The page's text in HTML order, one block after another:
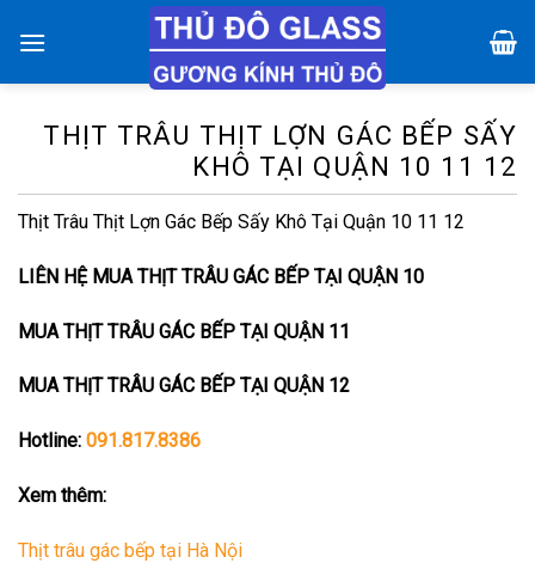
đến
THỊT TRÂU THỊT LỢN GÁC BẾP SẤY
KHÔ TẠI QUẬN 10 11 12
Thịt Trâu Thịt Lợn Gác Bếp Sấy Khô Tại Quận 10 11 12
LIÊN HỆ MUA THỊT TRÂU GÁC BẾP TẠI QUẬN 10
MUA THỊT TRÂU GÁC BẾP TẠI QUẬN 11
MUA THỊT TRÂU GÁC BẾP TẠI QUẬN 12
Hotline: 091.817.8386
Xem thêm:
Thịt trâu gác bếp tại Hà Nội